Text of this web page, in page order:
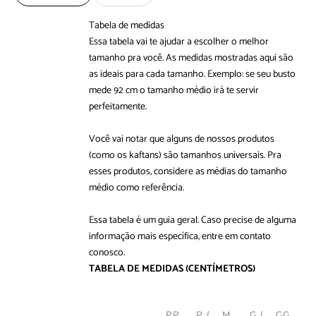
Tabela de medidas
Essa tabela vai te ajudar a escolher o melhor
tamanho pra você. As medidas mostradas aqui são
as ideais para cada tamanho. Exemplo: se seu busto
mede 92 cm o tamanho médio irá te servir
perfeitamente.
Você vai notar que alguns de nossos produtos
(como os kaftans) são tamanhos universais. Pra
esses produtos, considere as médias do tamanho
médio como referência.
Essa tabela é um guia geral. Caso precise de alguma
informação mais específica, entre emcontato
conosco.
TABELA DE MEDIDAS(CENTÍMETROS)